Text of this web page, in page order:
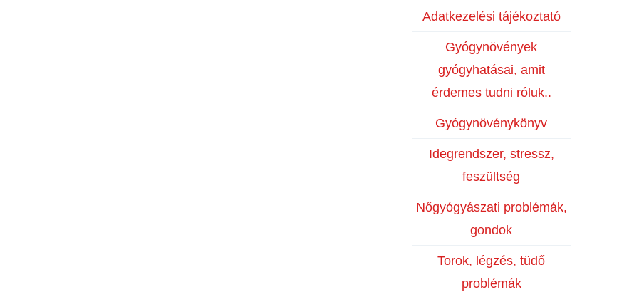
Adatkezelési tájékoztató
Gyógynövények
gyógyhatásai, amit
érdemes tudni róluk..
Gyógynövénykönyv
Idegrendszer, stressz,
feszültség
Nőgyógyászati problémák,
gondok
Torok, légzés, tüdő
problémák